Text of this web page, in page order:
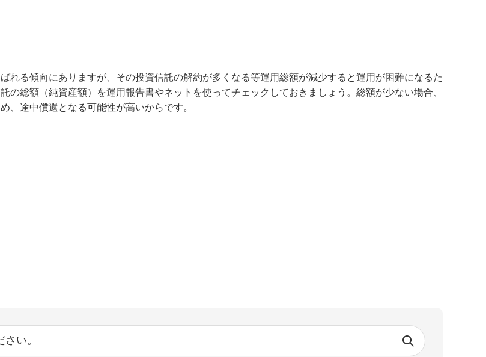
れる傾向にありますが、その投資信託の解約が多くなる等運用総額が減少すると運用が困難になるた
総額（純資産額）を運用報告書やネットを使ってチェックしておきましょう。総額が少ない場合、
、途中償還となる可能性が高いからです。